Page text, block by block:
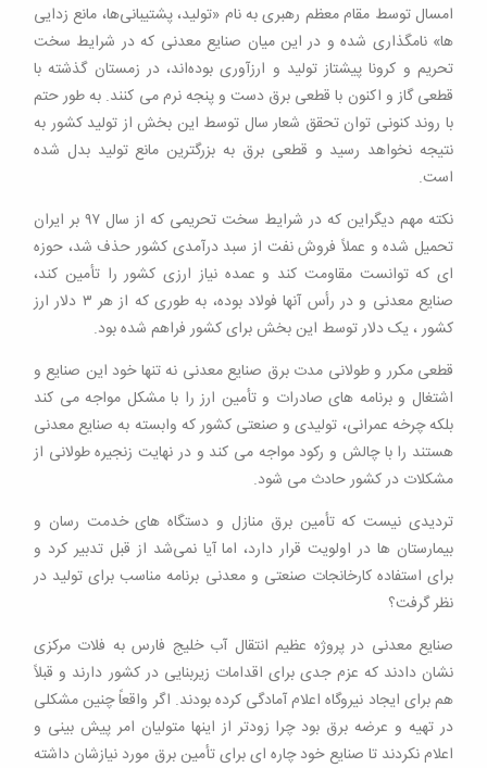
امسال توسط مقام معظم رهبری به نام «تولید، پشتیبانی‌ها، مانع زدایی
ها» نامگذاری شده و در این میان صنایع معدنی که در شرایط سخت
تحریم و کرونا پیشتاز تولید و ارزآوری بوده‌اند، در زمستان گذشته با
قطعی گاز و اکنون با قطعی برق دست و پنجه نرم می کنند. به طور حتم
با روند کنونی توان تحقق شعار سال توسط این بخش از تولید کشور به
نتیجه نخواهد رسید و قطعی برق به بزرگترین مانع تولید بدل شده
است.
نکته مهم دیگراین که در شرایط سخت تحریمی که از سال ۹۷ بر ایران
تحمیل شده و عملاً فروش نفت از سبد درآمدی کشور حذف شد، حوزه
ای که توانست مقاومت کند و عمده نیاز ارزی کشور را تأمین کند،
صنایع معدنی و در رأس آنها فولاد بوده، به طوری که از هر ۳ دلار ارز
کشور ، یک دلار توسط این بخش برای کشور فراهم شده بود.
قطعی مکرر و طولانی مدت برق صنایع معدنی نه تنها خود این صنایع و
اشتغال و برنامه های صادرات و تأمین ارز را با مشکل مواجه می کند
بلکه چرخه عمرانی، تولیدی و صنعتی کشور که وابسته به صنایع معدنی
هستند را با چالش و رکود مواجه می کند و در نهایت زنجیره طولانی از
مشکلات در کشور حادث می شود.
تردیدی نیست که تأمین برق منازل و دستگاه های خدمت رسان و
بیمارستان ها در اولویت قرار دارد، اما آیا نمی‌شد از قبل تدبیر کرد و
برای استفاده کارخانجات صنعتی و معدنی برنامه مناسب برای تولید در
نظر گرفت؟
صنایع معدنی در پروژه عظیم انتقال آب خلیج فارس به فلات مرکزی
نشان دادند که عزم جدی برای اقدامات زیربنایی در کشور دارند و قبلاً
هم برای ایجاد نیروگاه اعلام آمادگی کرده بودند. اگر واقعاً چنین مشکلی
در تهیه و عرضه برق بود چرا زودتر از اینها متولیان امر پیش بینی و
اعلام نکردند تا صنایع خود چاره ای برای تأمین برق مورد نیازشان داشته